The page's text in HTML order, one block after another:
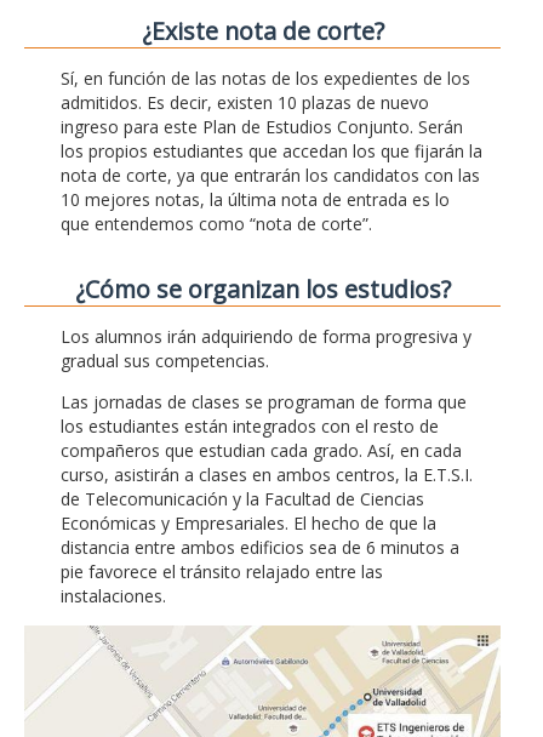
¿Existe nota de corte?
Sí, en función de las notas de los expedientes de los
admitidos. Es decir, existen 10 plazas de nuevo
ingreso para este Plan de Estudios Conjunto. Serán
los propios estudiantes que accedan los que fijarán la
nota de corte, ya que entrarán los candidatos con las
10 mejores notas, la última nota de entrada es lo
que entendemos como “nota de corte”.
¿Cómo se organizan los estudios?
Los alumnos irán adquiriendo de forma progresiva y
gradual sus competencias.
Las jornadas de clases se programan de forma que
los estudiantes están integrados con el resto de
compañeros que estudian cada grado. Así, en cada
curso, asistirán a clases en ambos centros, la E.T.S.I.
de Telecomunicación y la Facultad de Ciencias
Económicas y Empresariales. El hecho de que la
distancia entre ambos edificios sea de 6 minutos a
pie favorece el tránsito relajado entre las
instalaciones.